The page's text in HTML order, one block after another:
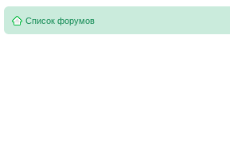
Список форумов